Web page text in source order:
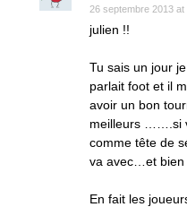
26 septembre 2013 at
julien !!
Tu sais un jour
parlait foot et il
avoir un bon
meilleurs …….si
comme tête de
va avec…et bien
En fait les